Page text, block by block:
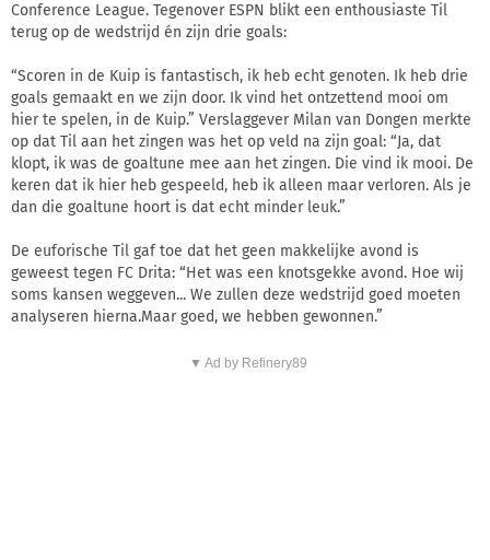
Conference League. Tegenover ESPN blikt een enthousiaste Til
terug op de wedstrijd én zijn drie goals:
“Scoren in de Kuip is fantastisch, ik heb echt genoten. Ik heb drie
goals gemaakt en we zijn door. Ik vind het ontzettend mooi om
hier te spelen, in de Kuip.” Verslaggever Milan van Dongen merkte
op dat Til aan het zingen was het op veld na zijn goal: “Ja, dat
klopt, ik was de goaltune mee aan het zingen. Die vind ik mooi. De
keren dat ik hier heb gespeeld, heb ik alleen maar verloren. Als je
dan die goaltune hoort is dat echt minder leuk.”
De euforische Til gaf toe dat het geen makkelijke avond is
geweest tegen FC Drita: “Het was een knotsgekke avond. Hoe wij
soms kansen weggeven... We zullen deze wedstrijd goed moeten
analyseren hierna.Maar goed, we hebben gewonnen.”
▼ Ad by Refinery89